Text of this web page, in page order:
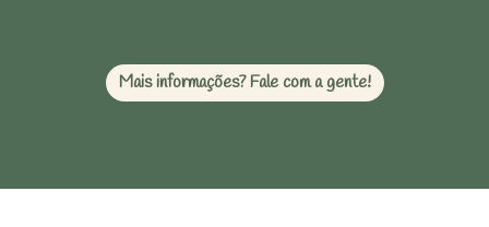
Mais informações? Fale com a gente!